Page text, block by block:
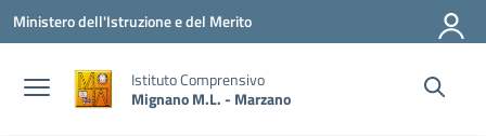
Vai ai contenuti
Vai al menu di navigazione
Vai al footer
Ministero dell'Istruzione e del Merito
Istituto Comprensivo
Mignano M.L. - Marzano